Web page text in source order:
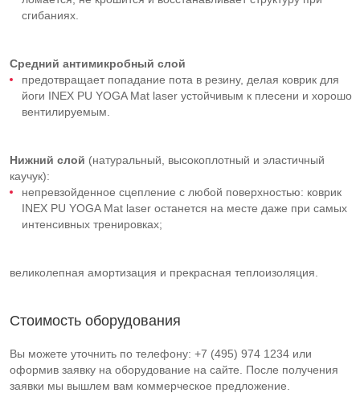
сгибаниях.
Средний антимикробный слой
предотвращает попадание пота в резину, делая коврик для
йоги INEX PU YOGA Mat laser устойчивым к плесени и хорошо
вентилируемым.
Нижний слой (натуральный, высокоплотный и эластичный
каучук):
непревзойденное сцепление с любой поверхностью: коврик
INEX PU YOGA Mat laser останется на месте даже при самых
интенсивных тренировках;
великолепная амортизация и прекрасная теплоизоляция.
Стоимость оборудования
Вы можете уточнить по телефону: +7 (495) 974 1234 или
оформив заявку на оборудование на сайте. После получения
заявки мы вышлем вам коммерческое предложение.